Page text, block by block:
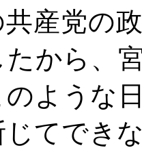
産党の
から、
ような
てでき